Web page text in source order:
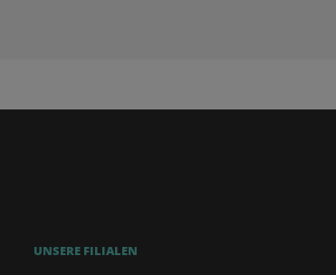
UNSERE FILIALEN